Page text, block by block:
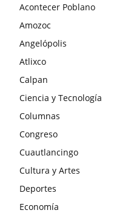
Acontecer Poblano
Amozoc
Angelópolis
Atlixco
Calpan
Ciencia y Tecnología
Columnas
Congreso
Cuautlancingo
Cultura y Artes
Deportes
Economía